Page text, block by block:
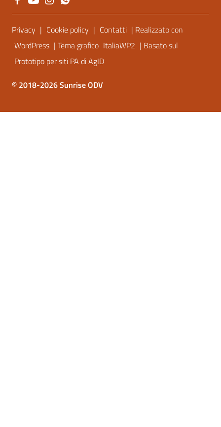
Sezione Link Utili
Privacy | Cookie policy | Contatti | Realizzato con
WordPress | Tema grafico ItaliaWP2 | Basato sul
Prototipo per siti PA di AgID
© 2018-2026 Sunrise ODV